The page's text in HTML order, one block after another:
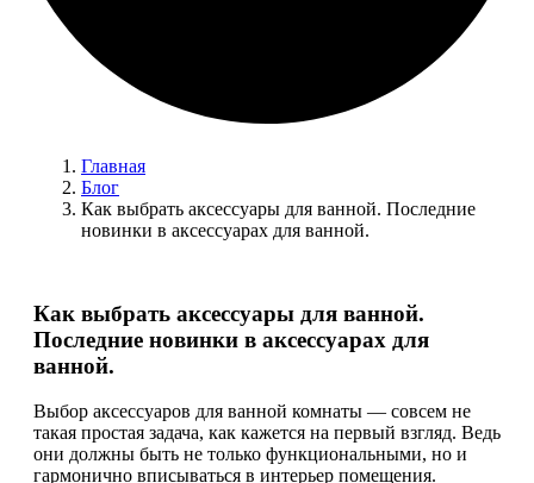
Главная
Блог
Как выбрать аксессуары для ванной. Последние
новинки в аксессуарах для ванной.
Как выбрать аксессуары для ванной.
Последние новинки в аксессуарах для
ванной.
Выбор аксессуаров для ванной комнаты — совсем не
такая простая задача, как кажется на первый взгляд. Ведь
они должны быть не только функциональными, но и
гармонично вписываться в интерьер помещения.